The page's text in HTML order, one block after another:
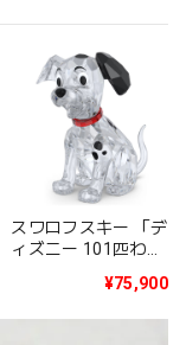
スワロフスキー 「デ
ィズニー 101匹わん
Dalmatians -¥75,900